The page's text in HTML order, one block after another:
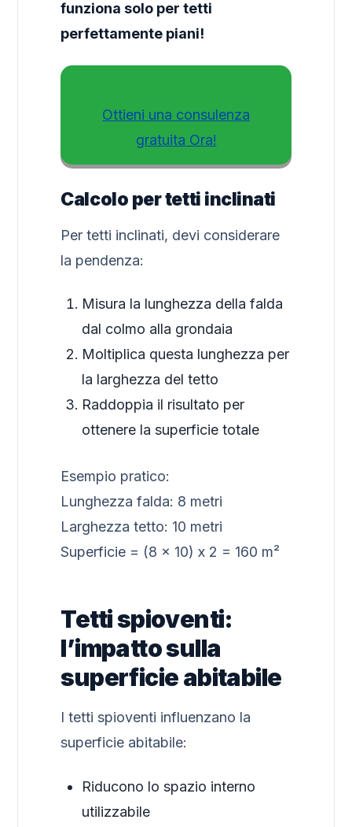
funziona solo per tetti
perfettamente piani!
Ottieni una consulenza
gratuita Ora!
Calcolo per tetti inclinati
Per tetti inclinati, devi considerare
la pendenza:
Misura la lunghezza della falda
dal colmo alla grondaia
Moltiplica questa lunghezza per
la larghezza del tetto
Raddoppia il risultato per
ottenere la superficie totale
Esempio pratico:
Lunghezza falda: 8 metri
Larghezza tetto: 10 metri
Superficie = (8 x 10) x 2 = 160 m²
Tetti spioventi:
l’impatto sulla
superficie abitabile
I tetti spioventi influenzano la
superficie abitabile:
Riducono lo spazio interno
utilizzabile